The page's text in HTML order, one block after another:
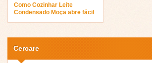
Como Cozinhar Leite
Condensado Moça abre fácil
Cercare